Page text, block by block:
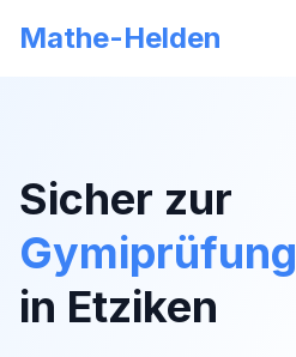
Mathe-Helden
Sicher zur
Gymiprüfung
in Etziken